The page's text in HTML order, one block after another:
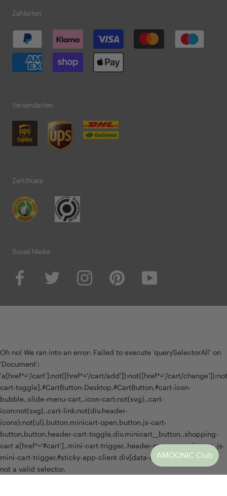
Zahlarten
Versandarten
Zertifikate
Social Media
Oh no! We ran into an error: Failed to execute 'querySelectorAll' on
'Document':
'a[href*='/cart']:not([href*='/cart/add']):not([href*='/cart/
cart-toggle],#CartButton-Desktop,#CartButton,#cart-icon-
bubble,.slide-menu-cart,.icon-cart:not(svg),.cart-
icon:not(svg),.cart-link:not(div.header-
icons):not(ul),button.minicart-open,button.js-cart-
button,button.header-cart-toggle,div.minicart__button,.shopping-
cart a[href*='#cart'],.mini-cart-trigger,.header-menu-cart-drawer,.js-
mini-cart-trigger,#sticky-app-client div[data-cl='sticky-button']' is
not a valid selector.